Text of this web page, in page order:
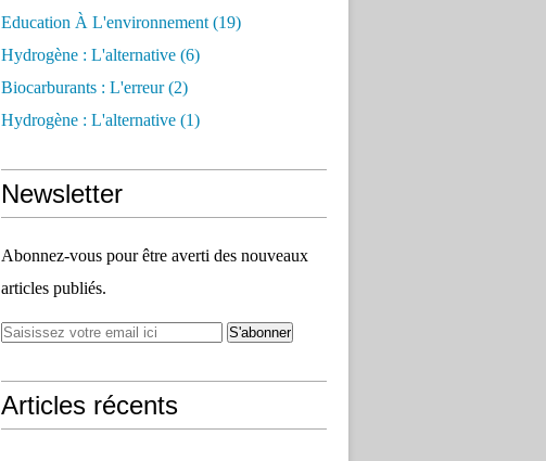
Education À L'environnement (19)
Hydrogène : L'alternative (6)
Biocarburants : L'erreur(2)
Hydrogène : L'alternative (1)
Newsletter
Abonnez-vous pour être averti des nouveaux
articles publiés.
Articles récents